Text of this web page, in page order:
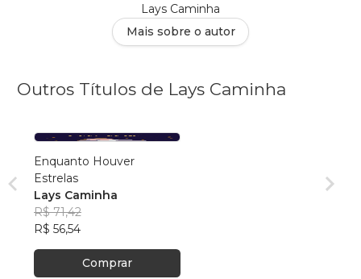
Lays Caminha
Mais sobre o autor
Outros Títulos de Lays Caminha
Enquanto Houver
Estrelas
Lays Caminha
R$ 71,42
R$ 56,54
Comprar